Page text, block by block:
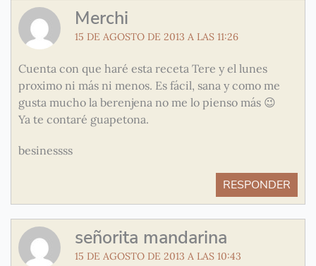
Merchi
15 DE AGOSTO DE 2013 A LAS 11:26
Cuenta con que haré esta receta Tere y el lunes
proximo ni más ni menos. Es fácil, sana y como me
gusta mucho la berenjena no me lo pienso más 😉
Ya te contaré guapetona.
besinessss
RESPONDER
señorita mandarina
15 DE AGOSTO DE 2013 A LAS 10:43